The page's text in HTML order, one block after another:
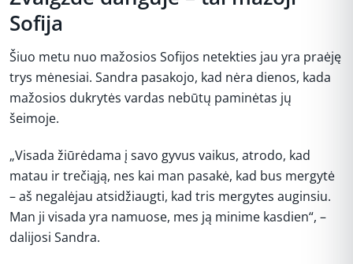
Sofija
Šiuo metu nuo mažosios Sofijos netekties jau yra praėję
trys mėnesiai. Sandra pasakojo, kad nėra dienos, kada
mažosios dukrytės vardas nebūtų paminėtas jų
šeimoje.
„Visada žiūrėdama į savo gyvus vaikus, atrodo, kad
matau ir trečiąją, nes kai man pasakė, kad bus mergytė
– aš negalėjau atsidžiaugti, kad tris mergytes auginsiu.
Man ji visada yra namuose, mes ją minime kasdien“, –
dalijosi Sandra.